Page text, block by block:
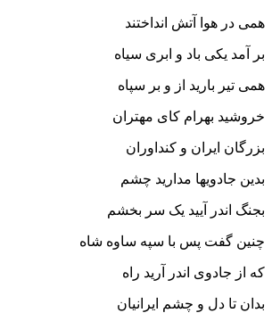
همى در هوا آتش انداختند
بر آمد یکى باد و ابرى سیاه
همى تیر بارید از و بر سپاه‏
خروشید بهرام کاى مهتران
بزرگان ایران و کنداوران‏
بدین جادویها مدارید چشم
بجنگ اندر آیید یک سر بخشم‏
چنین گفت پس با سپه ساوه شاه
که از جادوى اندر آرید راه‏
بدان تا دل و چشم ایرانیان